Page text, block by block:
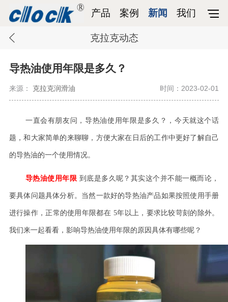
产品 案例 新闻 我们
克拉克动态
导热油使用年限是多久？
来源： 克拉克润滑油 时间：2023-02-01
一直会有朋友问，导热油使用年限是多久？，今天就这个话
题，和大家简单的来聊聊，方便大家在日后的工作中更好了解自己
的导热油的一个使用情况。
导热油使用年限 到底是多久呢？其实这个并不能一概而论，
要具体问题具体分析。当然一款好的导热油产品如果按照使用手册
进行操作，正常的使用年限都在 5年以上，要求比较苛刻的除外。
我们来一起看看，影响导热油使用年限的原因具体有哪些呢？